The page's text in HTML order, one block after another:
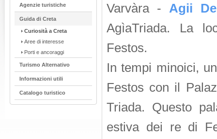
Agenzie turistiche
Guida di Creta
Curiosità a Creta
Aree di interesse
Porti e ancoraggi
Turismo Alternativo
Informazioni utili
Catalogo turistico
Varvàra - Agii
AgìaTriada. La
Festos.
In tempi minoici,
Festos con il
Triada. Questo
estiva dei re di